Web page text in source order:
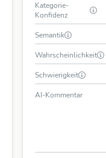
Kategorie-
Konfidenz
Semantik
Wahrscheinlichkeit
Schwierigkeit
AI-Kommentar